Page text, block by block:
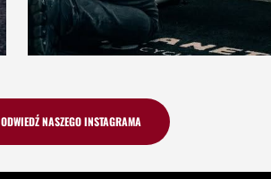
ODWIEDŹ NASZEGO INSTAGRAMA